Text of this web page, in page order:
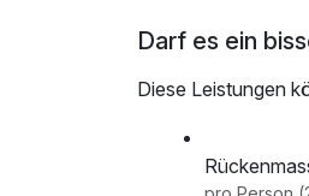
Darf es ein
Diese Leistungen